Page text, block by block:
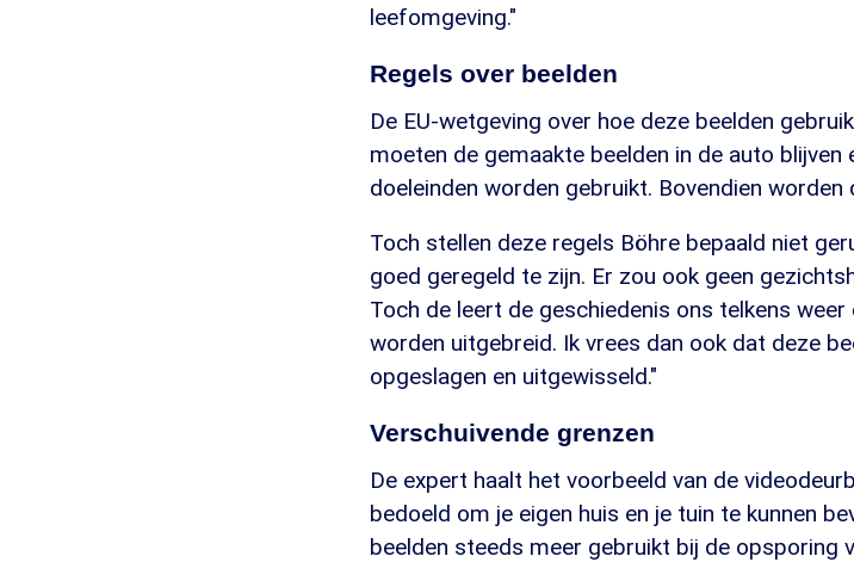
leefomgeving."
Regels over beelden
De EU-wetgeving over hoe deze beelden
moeten de gemaakte beelden in de auto
doeleinden worden gebruikt. Bovendien
Toch stellen deze regels Böhre bepaald niet
goed geregeld te zijn. Er zou ook geen
Toch de leert de geschiedenis ons telkens
worden uitgebreid. Ik vrees dan ook dat deze
opgeslagen en uitgewisseld."
Verschuivende grenzen
De expert haalt het voorbeeld van de
bedoeld om je eigen huis en je tuin te kunnen
beelden steeds meer gebruikt bij de opsporing